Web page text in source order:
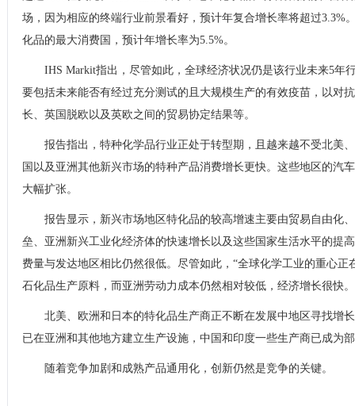
场，因为相应的终端行业前景看好，预计年复合增长率将超过3.3%
化品的最大消费国，预计年增长率为5.5%。
IHS Markit指出，尽管如此，全球经济状况仍是该行业未来5年
要包括未来能否有经过充分测试的且大规模生产的有效疫苗，以对
长、英国脱欧以及英欧之间的贸易协定结果等。
报告指出，特种化学品行业正处于转型期，且越来越不受北美
国以及亚洲其他新兴市场的特种产品消费增长更快。这些地区的汽
大幅扩张。
报告显示，新兴市场地区特化品的较高增速主要由贸易自由化
垒、亚洲新兴工业化经济体的快速增长以及这些国家生活水平的提
费量与发达地区相比仍然很低。尽管如此，“全球化学工业的重心
石化品生产原料，而亚洲劳动力成本仍然相对较低，经济增长很快
北美、欧洲和日本的特化品生产商正不断在发展中地区寻找增
已在亚洲和其他地方建立生产设施，中国和印度一些生产商已成为
随着竞争加剧和成熟产品通用化，创新仍然是竞争的关键。